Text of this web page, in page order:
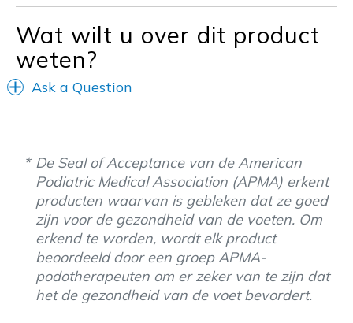
Wat wilt u over dit product
weten?
Ask a Question
De Seal of Acceptance van de American
Podiatric Medical Association (APMA) erkent
producten waarvan is gebleken dat ze goed
zijn voor de gezondheid van de voeten. Om
erkend te worden, wordt elk product
beoordeeld door een groep APMA-
podotherapeuten om er zeker van te zijn dat
het de gezondheid van de voet bevordert.